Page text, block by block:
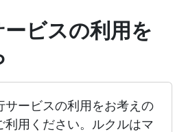
ビスの利用を
サービスの利用をお考えの
利用ください。ルクルはマ